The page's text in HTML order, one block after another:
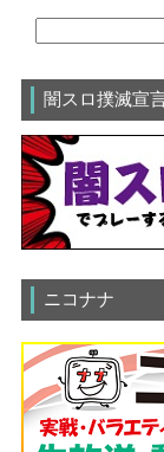
闇スロ撲滅宣
ニコナナ